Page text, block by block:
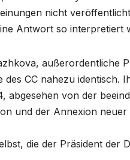
nicht
Antwort so interpretiert
außerordentliche
des CC nahezu identisch.
abgesehen von der
und der Annexion
die der Präsident der